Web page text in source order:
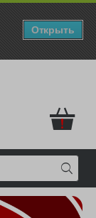
Открыть
!